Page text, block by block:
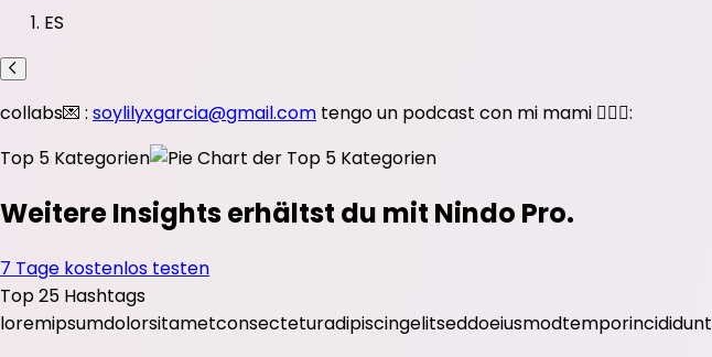
ES
collabs💌 : soylilyxgarcia@gmail.com tengo un podcast con mi mami 🧚🏻‍♀️:
Top 5 Kategorien
Weitere Insights erhältst du mit Nindo Pro.
7 Tage kostenlos testen
Top 25 Hashtags
loremipsumdolorsitametconsecteturadipiscingelitseddoeiusmodtemporincididunt